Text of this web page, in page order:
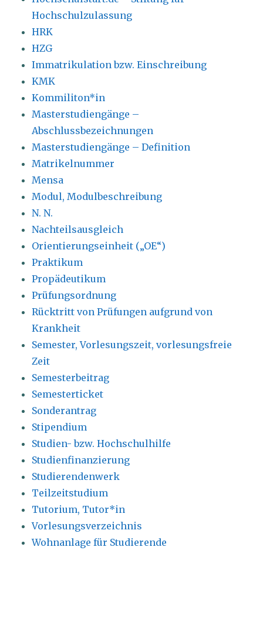
Hochschulzulassung
HRK
HZG
Immatrikulation bzw. Einschreibung
KMK
Kommiliton*in
Masterstudiengänge –
Abschlussbezeichnungen
Masterstudiengänge – Definition
Matrikelnummer
Mensa
Modul, Modulbeschreibung
N. N.
Nachteilsausgleich
Orientierungseinheit („OE“)
Praktikum
Propädeutikum
Prüfungsordnung
Rücktritt von Prüfungen aufgrund von
Krankheit
Semester, Vorlesungszeit, vorlesungsfreie
Zeit
Semesterbeitrag
Semesterticket
Sonderantrag
Stipendium
Studien- bzw. Hochschulhilfe
Studienfinanzierung
Studierendenwerk
Teilzeitstudium
Tutorium, Tutor*in
Vorlesungsverzeichnis
Wohnanlage für Studierende